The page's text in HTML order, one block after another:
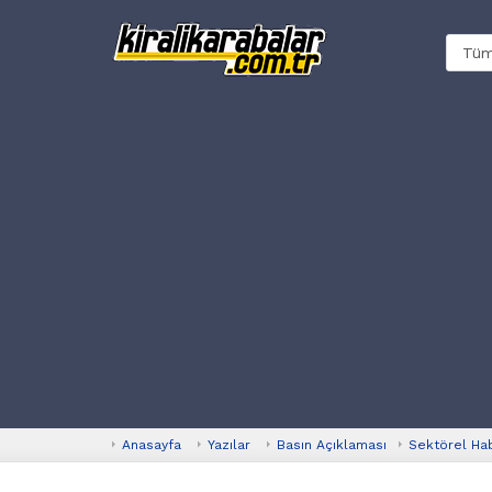
Anasayfa Yazılar Basın Açıklaması Sektörel